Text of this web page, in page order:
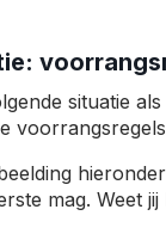
situatie
mag. Weet jij